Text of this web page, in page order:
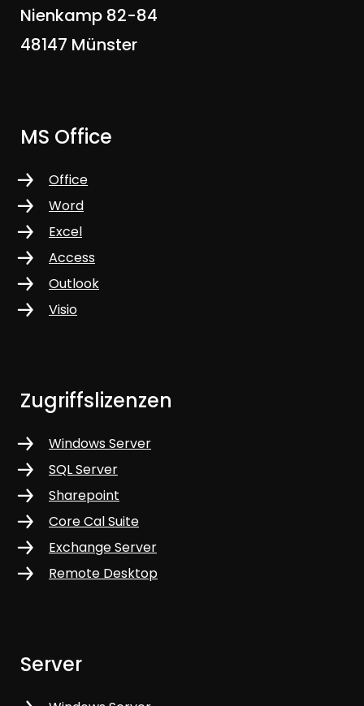
Nienkamp 82-84
48147 Münster
MS Office
Office
Word
Excel
Access
Outlook
Visio
Zugriffslizenzen
Windows Server
SQL Server
Sharepoint
Core Cal Suite
Exchange Server
Remote Desktop
Server